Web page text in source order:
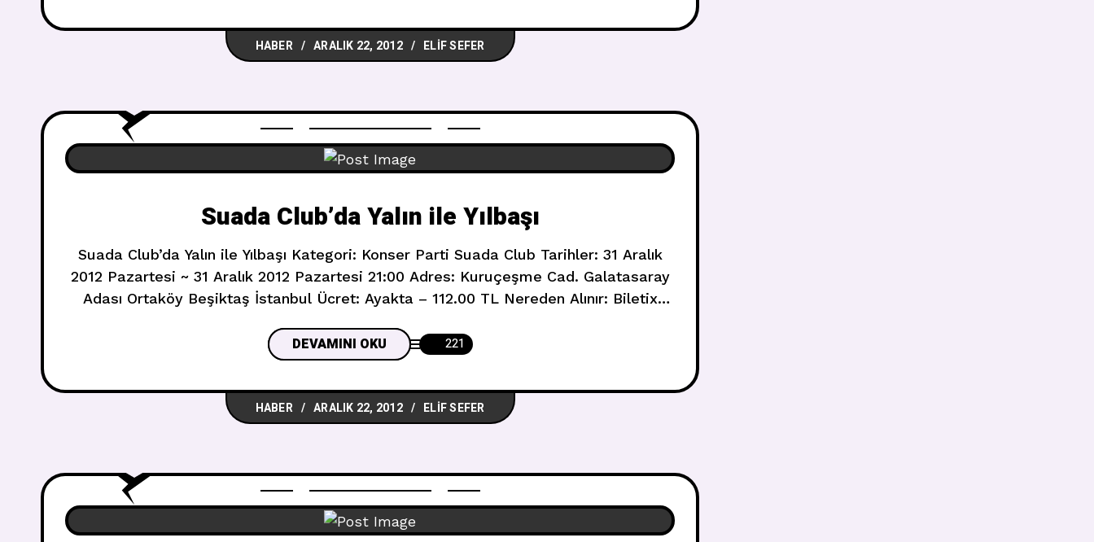
HABER ARALIK 22, 2012 ELIF SEFER
Suada Club’da Yalın ile Yılbaşı
Suada Club’da Yalın ile Yılbaşı Kategori: Konser Parti Suada Club Tarihler: 31 Aralık
2012 Pazartesi ~ 31 Aralık 2012 Pazartesi 21:00 Adres: Kuruçeşme Cad. Galatasaray
Adası Ortaköy Beşiktaş İstanbul Ücret: Ayakta – 112.00 TL Nereden Alınır: Biletix
gişe Telefon: 0212 263 73 73 Web Adresi: http://www.suadaclub.com.tr Yeni Yılda
Suada Club’da Yalın Konserine Davetlisiniz! 2013
DEVAMINI OKU 221
HABER ARALIK 22, 2012 ELIF SEFER